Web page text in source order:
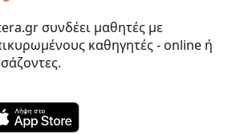
συνδέει μαθητές με
καθηγητές - online ή